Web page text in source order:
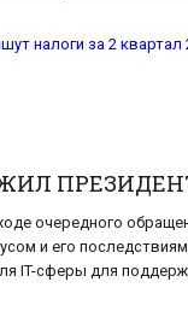
налоги за 2
очередного
и его
IT-сферы для